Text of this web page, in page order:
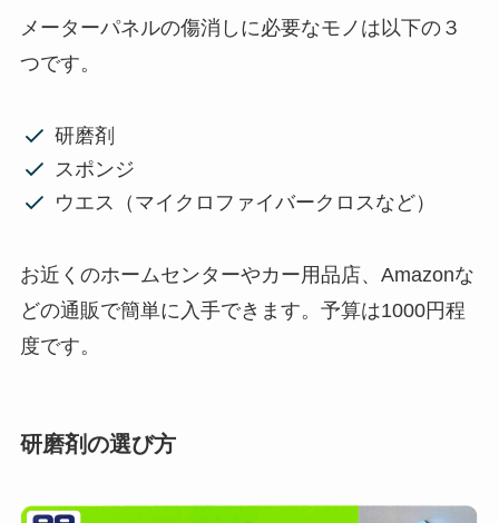
メーターパネルの傷消しに必要なモノは以下の３
つです。
研磨剤
スポンジ
ウエス（マイクロファイバークロスなど）
お近くのホームセンターやカー用品店、Amazonな
どの通販で簡単に入手できます。予算は1000円程
度です。
研磨剤の選び方